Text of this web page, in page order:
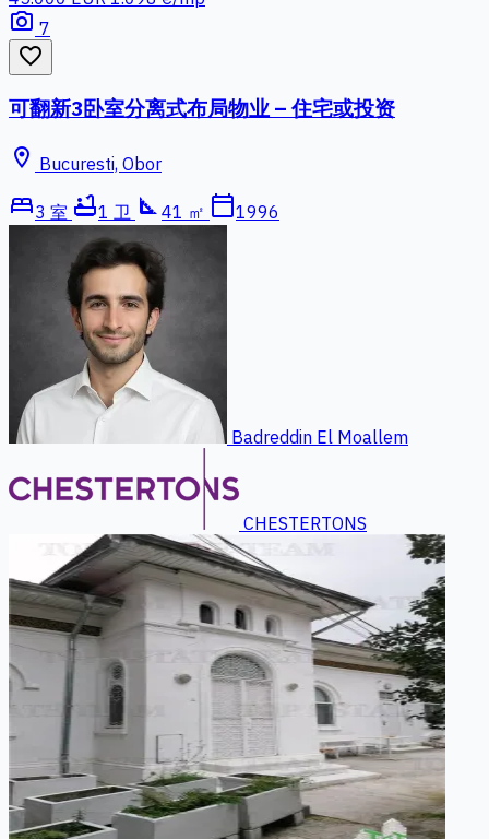
photo_camera 7
favorite_border
可翻新3卧室分离式布局物业 – 住宅或投资
location_on Bucuresti, Obor
bed3 室 bathtub1 卫 square_foot 41 ㎡ calendar_today1996
Badreddin El Moallem
CHESTERTONS